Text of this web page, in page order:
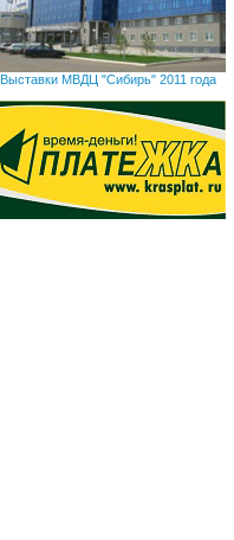
Выставки МВДЦ "Сибирь" 2011 года